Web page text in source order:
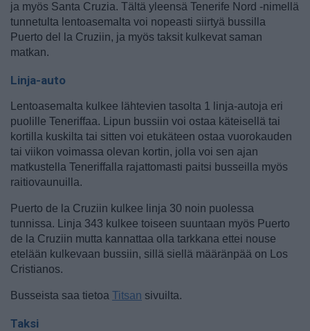
ja myös Santa Cruzia. Tältä yleensä Tenerife Nord -nimellä
tunnetulta lentoasemalta voi nopeasti siirtyä bussilla
Puerto del la Cruziin, ja myös taksit kulkevat saman
matkan.
Linja-auto
Lentoasemalta kulkee lähtevien tasolta 1 linja-autoja eri
puolille Teneriffaa. Lipun bussiin voi ostaa käteisellä tai
kortilla kuskilta tai sitten voi etukäteen ostaa vuorokauden
tai viikon voimassa olevan kortin, jolla voi sen ajan
matkustella Teneriffalla rajattomasti paitsi busseilla myös
raitiovaunuilla.
Puerto de la Cruziin kulkee linja 30 noin puolessa
tunnissa. Linja 343 kulkee toiseen suuntaan myös Puerto
de la Cruziin mutta kannattaa olla tarkkana ettei nouse
etelään kulkevaan bussiin, sillä siellä määränpää on Los
Cristianos.
Busseista saa tietoa Titsan sivuilta.
Taksi